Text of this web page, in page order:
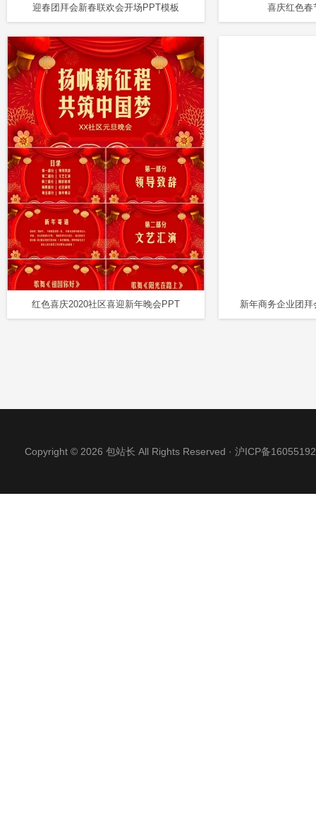
迎春团拜会新春联欢会开场PPT模板 喜庆红色春
红色喜庆2020社区喜迎新年晚会PPT 新年商务企业团
Copyright © 2026 包站长 All Rights Reserved · 沪ICP备